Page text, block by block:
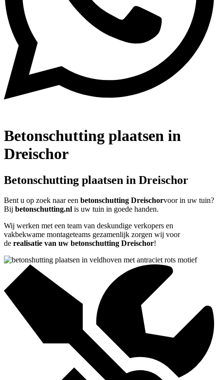
Betonschutting plaatsen in
Dreischor
Betonschutting plaatsen in Dreischor
Bent u op zoek naar een betonschutting Dreischorvoor in uw tuin?
Bij betonschutting.nl is uw tuin in goede handen.
Wij werken met een team van deskundige verkopers en
vakbekwame montageteams gezamenlijk zorgen wij voor
de realisatie van uw betonschutting Dreischor!